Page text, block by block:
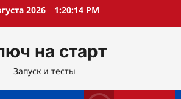
2026 1:20:15 PM
на старт
Запуск и тесты